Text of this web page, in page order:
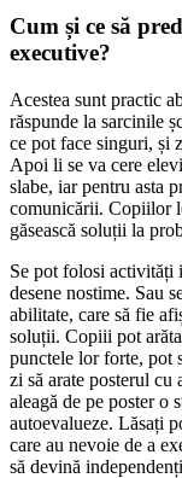
Cum și ce să
executive?
Acestea sunt practic
răspunde la sarcinile
ce pot face singuri, și
Apoi li se va cere
slabe, iar pentru asta
comunicării. Copiilor
găsească soluții la
Se pot folosi activități
desene nostime. Sau
abilitate, care să fie
soluții. Copiii pot
punctele lor forte, pot
zi să arate posterul cu
aleagă de pe poster o
autoevalueze. Lăsați
care au nevoie de a
să devină